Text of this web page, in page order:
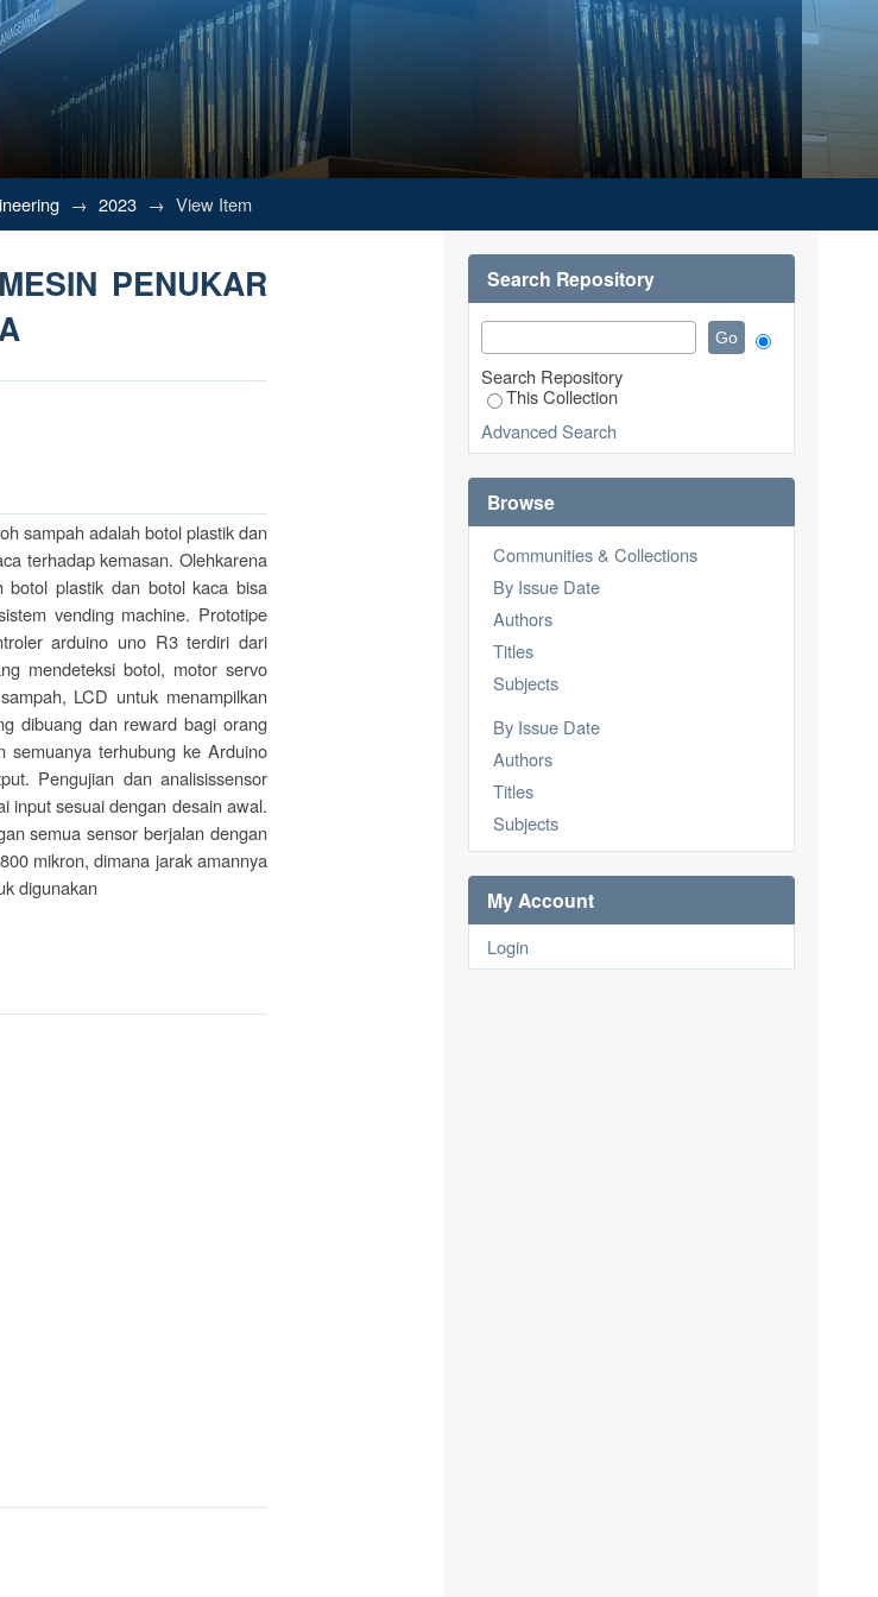
PENUKAR SAMPAH BOTOL PLASTIK DAN BOTOL
→ 2023 → View Item
PENUKAR
sampah adalah botol plastik dan
terhadap kemasan. Olehkarena
botol plastik dan botol kaca bisa
vending machine. Prototipe
arduino uno R3 terdiri dari
mendeteksi botol, motor servo
LCD untuk menampilkan
dibuang dan reward bagi orang
semuanya terhubung ke Arduino
Pengujian dan analisissensor
input sesuai dengan desain awal.
semua sensor berjalan dengan
mikron, dimana jarak amannya
digunakan
Search Repository
Search Repository
This Collection
Advanced Search
Browse
Communities & Collections
By Issue Date
Authors
Titles
Subjects
By Issue Date
Authors
Titles
Subjects
My Account
Login